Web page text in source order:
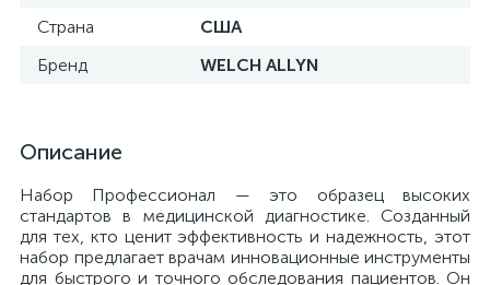
Страна
США
Бренд
WELCH ALLYN
Описание
Набор Профессионал — это образец высоких
стандартов в медицинской диагностике. Созданный
для тех, кто ценит эффективность и надежность, этот
набор предлагает врачам инновационные инструменты
для быстрого и точного обследования пациентов. Он